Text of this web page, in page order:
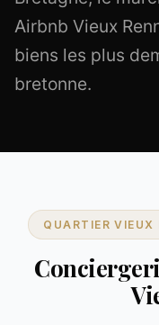
Airbnb Vieux
biens les plus
bretonne.
QUARTIER VIEUX